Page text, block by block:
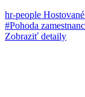
hr-people
#Pohoda
Zobraziť detaily